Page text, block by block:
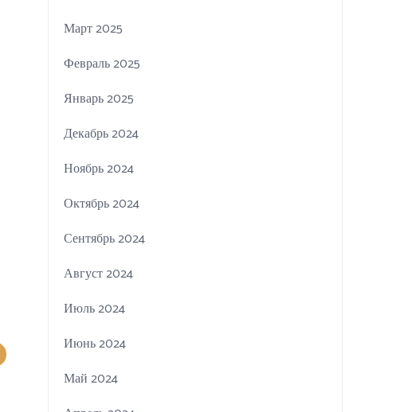
Март 2025
Февраль 2025
Январь 2025
Декабрь 2024
Ноябрь 2024
Октябрь 2024
Сентябрь 2024
Август 2024
Июль 2024
Июнь 2024
Май 2024